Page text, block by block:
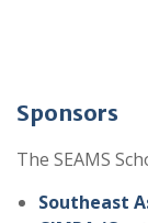
Sponsors
The SEAMS
Southeast